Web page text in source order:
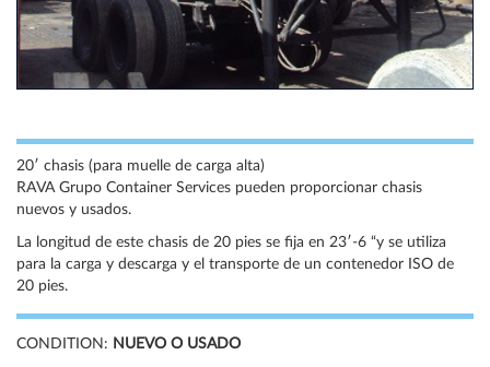
20′ chasis (para muelle de carga alta)
RAVA Grupo Container Services pueden proporcionar chasis
nuevos y usados.
La longitud de este chasis de 20 pies se fija en 23′-6 “y se utiliza
para la carga y descarga y el transporte de un contenedor ISO de
20 pies.
CONDITION: NUEVO O USADO